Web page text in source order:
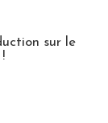
sur le